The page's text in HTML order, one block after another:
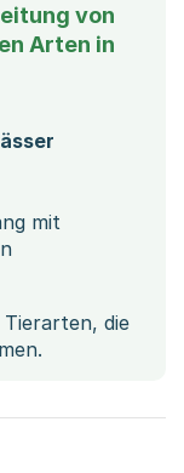
von
Arten in
mit
die